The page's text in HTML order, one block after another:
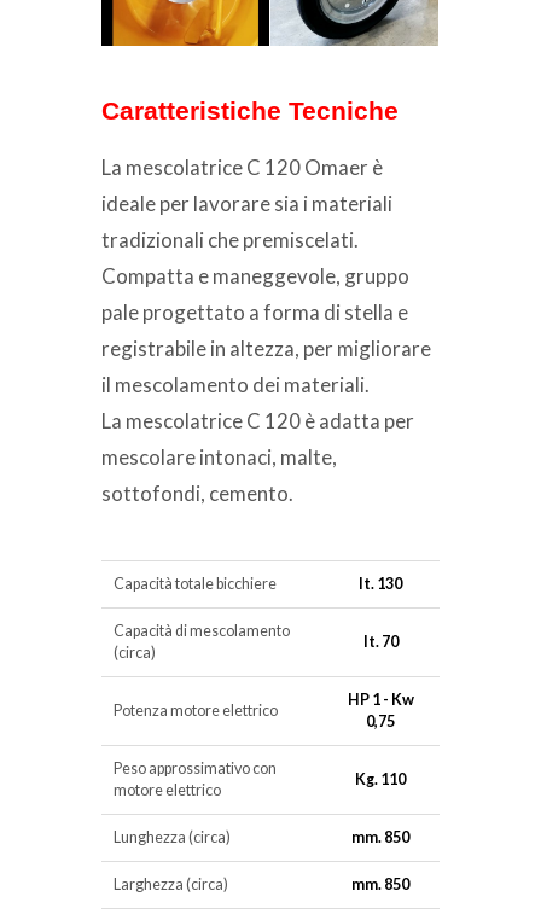
Caratteristiche Tecniche
La mescolatrice C 120 Omaer è
ideale per lavorare sia i materiali
tradizionali che premiscelati.
Compatta e maneggevole, gruppo
pale progettato a forma di stella e
registrabile in altezza, per migliorare
il mescolamento dei materiali.
La mescolatrice C 120 è adatta per
mescolare intonaci, malte,
sottofondi, cemento.
Capacità totale bicchiere lt. 130
Capacità di mescolamento
(circa)
lt. 70
Potenza motore elettrico
HP 1 - Kw
0,75
Peso approssimativo con
motore elettrico
Kg. 110
Lunghezza (circa) mm. 850
Larghezza (circa) mm. 850